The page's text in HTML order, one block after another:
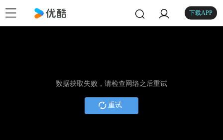
下载APP
数据获取失败，请检查网络之后重试
重试